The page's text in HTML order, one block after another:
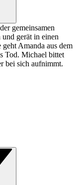
gemeinsamen
gerät in einen
Amanda aus dem
Tod. Michael bittet
bei sich aufnimmt.